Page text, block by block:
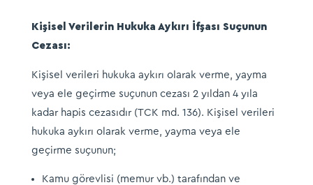
Kişisel Verilerin Hukuka Aykırı İfşası Suçunun
Cezası:
Kişisel verileri hukuka aykırı olarak verme, yayma
veya ele geçirme suçunun cezası 2 yıldan 4 yıla
kadar hapis cezasıdır (TCK md. 136). Kişisel verileri
hukuka aykırı olarak verme, yayma veya ele
geçirme suçunun;
Kamu görevlisi (memur vb.) tarafından ve